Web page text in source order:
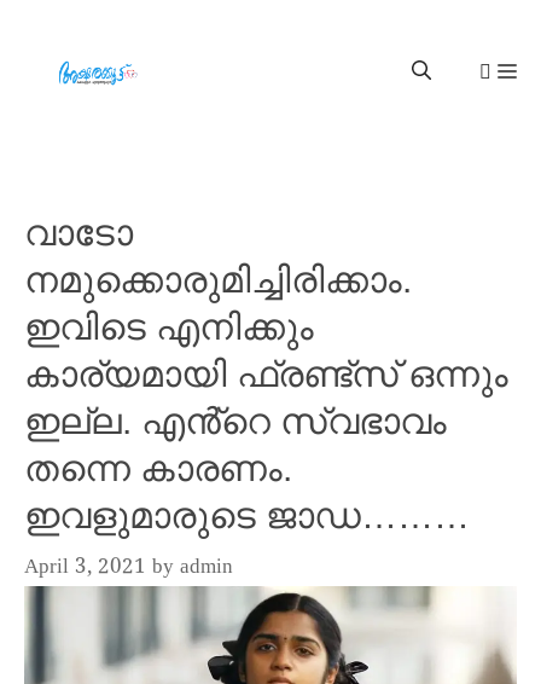
വാടോ
നമുക്കൊരുമിച്ചിരിക്കാം.
ഇവിടെ എനിക്കും
കാര്യമായി ഫ്രണ്ട്സ് ഒന്നും
ഇല്ല. എൻ്റെ സ്വഭാവം
തന്നെ കാരണം.
ഇവളുമാരുടെ ജാഡ………
April 3, 2021 by admin